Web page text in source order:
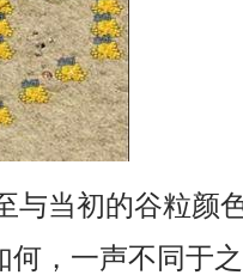
与当初的谷粒颜
何，一声不同于